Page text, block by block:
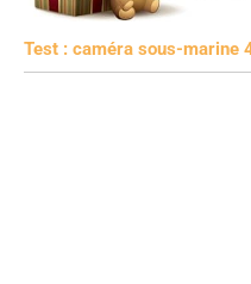
Test : caméra sous-marine